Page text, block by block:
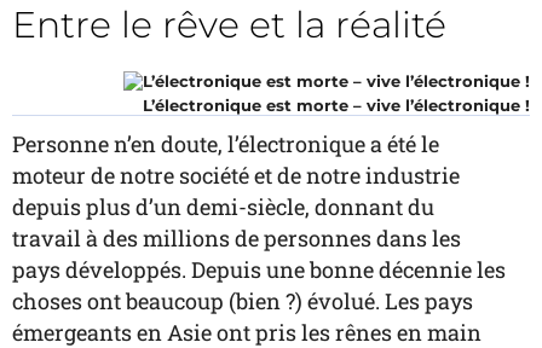
Entre le rêve et la réalité
L’électronique est morte – vive l’électronique !
Personne n’en doute, l’électronique a été le
moteur de notre société et de notre industrie
depuis plus d’un demi-siècle, donnant du
travail à des millions de personnes dans les
pays développés. Depuis une bonne décennie les
choses ont beaucoup (bien ?) évolué. Les pays
émergeants en Asie ont pris les rênes en main